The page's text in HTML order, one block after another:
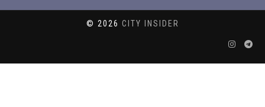
© 2026 CITY INSIDER